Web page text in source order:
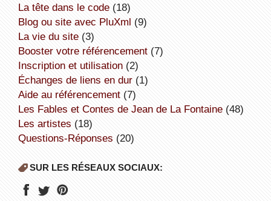
la tête dans le code(18)
Blog ou site avec PluXml (9)
la vie du site(3)
booster votre référencement(7)
inscription et utilisation(2)
échanges de liens en dur(1)
aide au référencement(7)
Les Fables et Contes de Jean de La Fontaine(48)
Les artistes (18)
Questions-Réponses (20)
SUR LES RÉSEAUX SOCIAUX: